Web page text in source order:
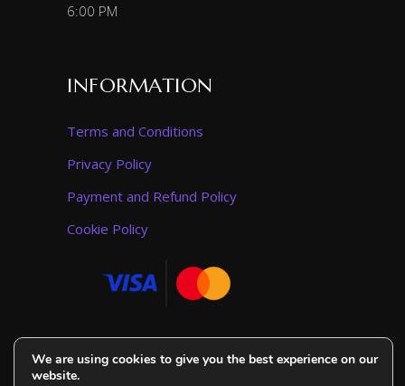
6:00 PM
INFORMATION
Terms and Conditions
Privacy Policy
Payment and Refund Policy
Cookie Policy
We are using cookies to give you the best experience on our
website.